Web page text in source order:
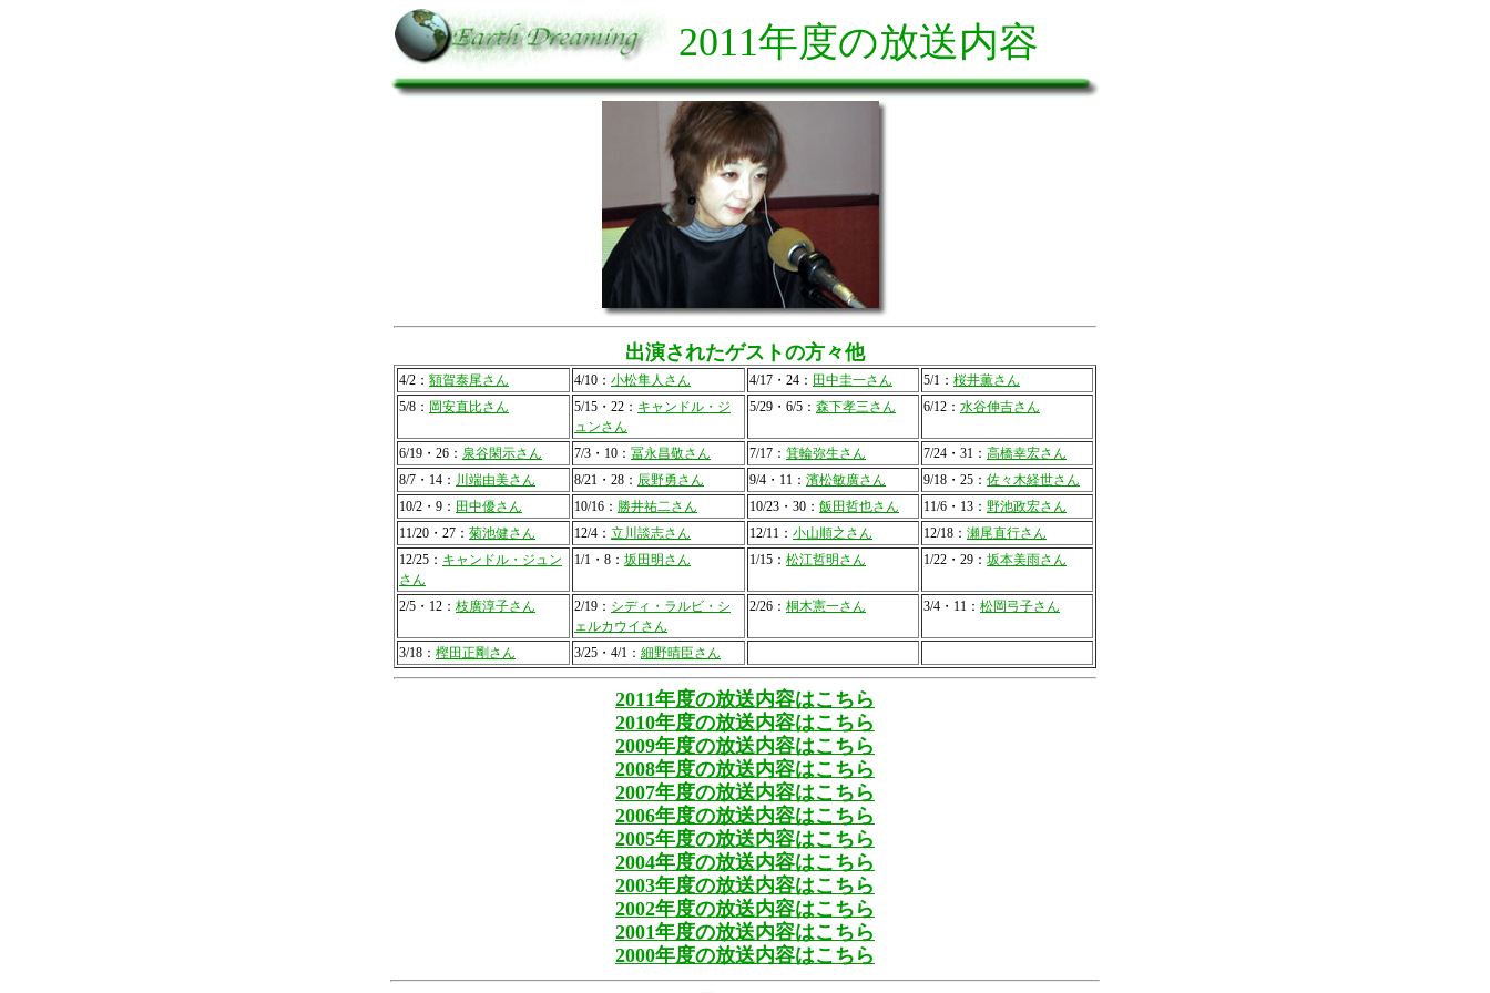
2011年度の放送内容
4/2： 額賀泰尾さん 4/10： 小松隼人さん 4/17・24： 田中圭一さん 5/1： 桜井薫さん
5/8： 岡安直比さん 5/15・22： キャンドル・ジ
ュンさん
5/29・6/5： 森下孝三さん 6/12： 水谷伸吉さん
6/19・26： 泉谷閑示さん 7/3・10： 冨永昌敬さん 7/17： 箕輪弥生さん 7/24・31： 高橋幸宏さん
8/7・14： 川端由美さん 8/21・28： 辰野勇さん 9/4・11： 濱松敏廣さん 9/18・25： 佐々木経世さん
10/2・9： 田中優さん 10/16： 勝井祐二さん 10/23・30： 飯田哲也さん 11/6・13： 野池政宏さん
11/20・27： 菊池健さん 12/4： 立川談志さん 12/11： 小山順之さん 12/18： 瀬尾直行さん
12/25： キャンドル・ジュン
さん
1/1・8： 坂田明さん 1/15： 松江哲明さん 1/22・29： 坂本美雨さん
2/5・12： 枝廣淳子さん 2/19： シディ・ラルビ・シ
ェルカウイさん
2/26： 桐木憲一さん 3/4・11： 松岡弓子さん
3/18： 樫田正剛さん 3/25・4/1： 細野晴臣さん
出演されたゲストの方々他
2011年度の放送内容はこちら
2010年度の放送内容はこちら
2009年度の放送内容はこちら
2008年度の放送内容はこちら
2007年度の放送内容はこちら
2006年度の放送内容はこちら
2005年度の放送内容はこちら
2004年度の放送内容はこちら
2003年度の放送内容はこちら
2002年度の放送内容はこちら
2001年度の放送内容はこちら
2000年度の放送内容はこちら